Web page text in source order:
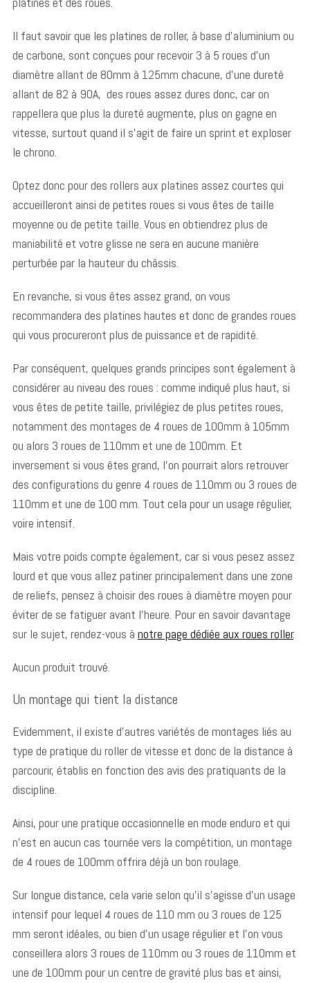
Il faut savoir que les platines de roller, à base d’aluminium ou
de carbone, sont conçues pour recevoir 3 à 5 roues d’un
diamètre allant de 80mm à 125mm chacune, d’une dureté
allant de 82 à 90A, des roues assez dures donc, car on
rappellera que plus la dureté augmente, plus on gagne en
vitesse, surtout quand il s’agit de faire un sprint et exploser
le chrono.
Optez donc pour des rollers aux platines assez courtes qui
accueilleront ainsi de petites roues si vous êtes de taille
moyenne ou de petite taille. Vous en obtiendrez plus de
maniabilité et votre glisse ne sera en aucune manière
perturbée par la hauteur du châssis.
En revanche, si vous êtes assez grand, on vous
recommandera des platines hautes et donc de grandes roues
qui vous procureront plus de puissance et de rapidité.
Par conséquent, quelques grands principes sont également à
considérer au niveau des roues : comme indiqué plus haut, si
vous êtes de petite taille, privilégiez de plus petites roues,
notamment des montages de 4 roues de 100mm à 105mm
ou alors 3 roues de 110mm et une de 100mm. Et
inversement si vous êtes grand, l’on pourrait alors retrouver
des configurations du genre 4 roues de 110mm ou 3 roues de
110mm et une de 100 mm. Tout cela pour un usage régulier,
voire intensif.
Mais votre poids compte également, car si vous pesez assez
lourd et que vous allez patiner principalement dans une zone
de reliefs, pensez à choisir des roues à diamètre moyen pour
éviter de se fatiguer avant l’heure. Pour en savoir davantage
sur le sujet, rendez-vous à notre page dédiée aux roues roller.
Aucun produit trouvé.
Un montage qui tient la distance
Evidemment, il existe d’autres variétés de montages liés au
type de pratique du roller de vitesse et donc de la distance à
parcourir, établis en fonction des avis des pratiquants de la
discipline.
Ainsi, pour une pratique occasionnelle en mode enduro et qui
n’est en aucun cas tournée vers la compétition, un montage
de 4 roues de 100mm offrira déjà un bon roulage.
Sur longue distance, cela varie selon qu’il s’agisse d’un usage
intensif pour lequel 4 roues de 110 mm ou 3 roues de 125
mm seront idéales, ou bien d’un usage régulier et l’on vous
conseillera alors 3 roues de 110mm ou 3 roues de 110mm et
une de 100mm pour un centre de gravité plus bas et ainsi,